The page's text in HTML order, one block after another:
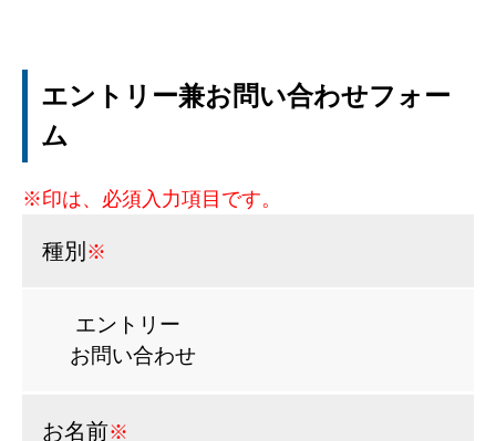
エントリー兼お問い合わせフォー
ム
※印は、必須入力項目です。
種別 ※
エントリー
お問い合わせ
お名前※